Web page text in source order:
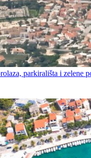
parkirališta i zelene